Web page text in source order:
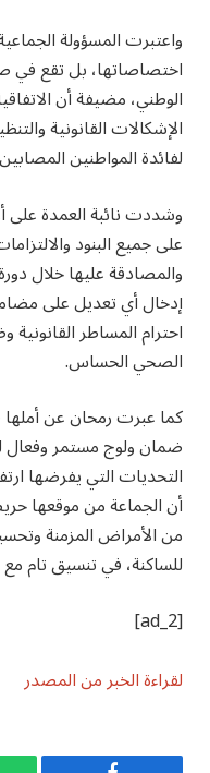
واعتبرت المسؤولة
اختصاصاتها، بل تقع
الوطني، مضيفة أن
الإشكالات القانونية
لفائدة المواطنين
وشددت نائبة العمدة على
على جميع البنود
والمصادقة عليها خلال
إدخال أي تعديل على
احترام المساطر
الصحي الحساس.
كما عبرت رمحان عن
ضمان ولوج مستمر وفعال
التحديات التي يفرضها
أن الجماعة من موقعها
من الأمراض المزمنة
للساكنة، في تنسيق تام
[ad_2]
لقراءة الخبر من المصدر